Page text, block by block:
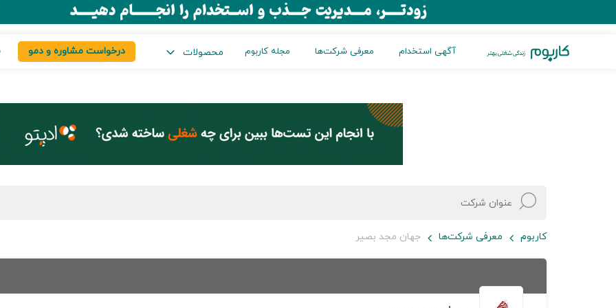
آگهی استخدام معرفی شرکت‌ها مجله کاربوم محصولات درخواست مشاوره و دمو
کاربوم معرفی شرکت‌ها جهان مجد بصیر